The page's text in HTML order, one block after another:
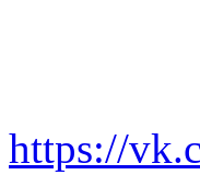
https://